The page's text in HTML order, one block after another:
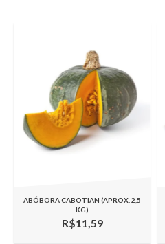
ABÓBORA CABOTIAN (APROX. 2,5
KG)
R$11,59